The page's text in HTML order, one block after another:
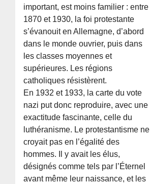
important, est moins familier : entre
1870 et 1930, la foi protestante
s’évanouit en Allemagne, d’abord
dans le monde ouvrier, puis dans
les classes moyennes et
supérieures. Les régions
catholiques résistèrent.
En 1932 et 1933, la carte du vote
nazi put donc reproduire, avec une
exactitude fascinante, celle du
luthéranisme. Le protestantisme ne
croyait pas en l’égalité des
hommes. Il y avait les élus,
désignés comme tels par l’Éternel
avant même leur naissance, et les